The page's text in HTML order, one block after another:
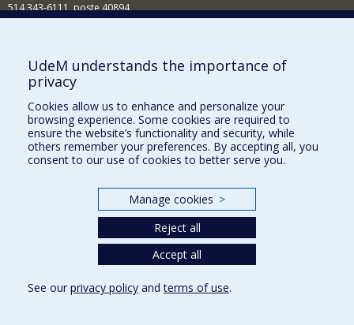
514 343-6111, poste 40894
Comment soutenir l'École?
BESOIN D'AIDE?
Plan du site
Signaler une erreur
Accessibilité
Nos départements et écoles
UdeM understands the importance of
privacy
Cookies allow us to enhance and personalize your
browsing experience. Some cookies are required to
ensure the website’s functionality and security, while
others remember your preferences. By accepting all, you
consent to our use of cookies to better serve you.
Manage cookies >
Reject all
Accept all
See our privacy policy andterms of use.